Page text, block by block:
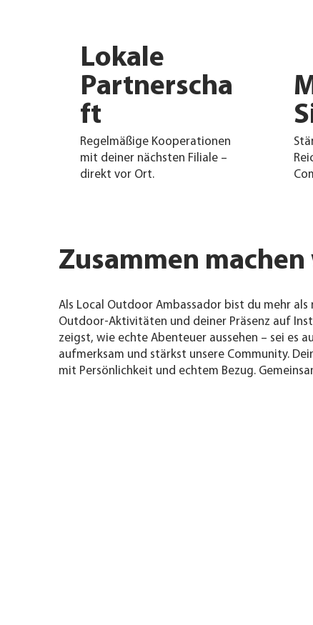
Lokale
Partnerscha
ft
Regelmäßige Kooperationen
mit deiner nächsten Filiale –
direkt vor Ort.
Als Local Outdoor Ambassador bist du mehr
Outdoor-Aktivitäten und deiner Präsenz auf
zeigst, wie echte Abenteuer aussehen – sei es
aufmerksam und stärkst unsere Community.
mit Persönlichkeit und echtem Bezug.
Zusammen